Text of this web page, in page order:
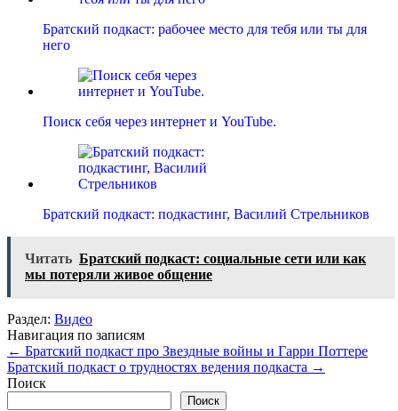
Братский подкаст: рабочее место для тебя или ты для
него
Поиск себя через интернет и YouTube.
Братский подкаст: подкастинг, Василий Стрельников
Читать Братский подкаст: социальные сети или как
мы потеряли живое общение
Раздел: Видео
Навигация по записям
← Братский подкаст про Звездные войны и Гарри Поттере
Братский подкаст о трудностях ведения подкаста →
Поиск
Поиск